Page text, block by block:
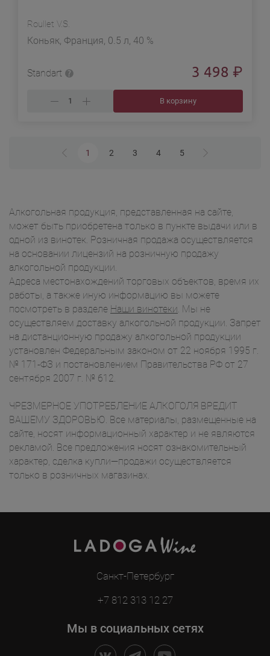
Roullet V.S.
Коньяк, Франция, 0.5 л, 40 %
Standart 3 498 ₽
В корзину
1 2 3 4 5
Алкогольная продукция, представленная на сайте,
может быть приобретена только в пункте выдачи или в
одной из винотек. Розничная продажа осуществляется
на основании лицензий на розничную продажу
алкогольной продукции.
Адреса местонахождений торговых объектов, время их
работы, а также иную информацию вы можете
посмотреть в разделе Наши винотеки. Мы не
осуществляем доставку алкогольной продукции. Запрет
на дистанционную продажу алкогольной продукции
установлен Федеральным законом от 22 ноября 1995 г.
№ 171-ФЗ и постановлением Правительства РФ от 27
сентября 2007 г. № 612.
ЧРЕЗМЕРНОЕ УПОТРЕБЛЕНИЕ АЛКОГОЛЯ ВРЕДИТ
ВАШЕМУ ЗДОРОВЬЮ. Все материалы, размещенные на
сайте, носят информационный характер и не являются
рекламой. Все предложения носят ознакомительный
характер, сделка купли—продажи осуществляется
только в розничных магазинах.
Санкт-Петербург
+7 812 313 12 27
Мы в социальных сетях